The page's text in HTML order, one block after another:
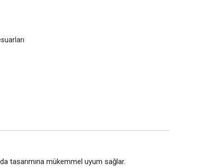
tasarımına mükemmel uyum sağlar.